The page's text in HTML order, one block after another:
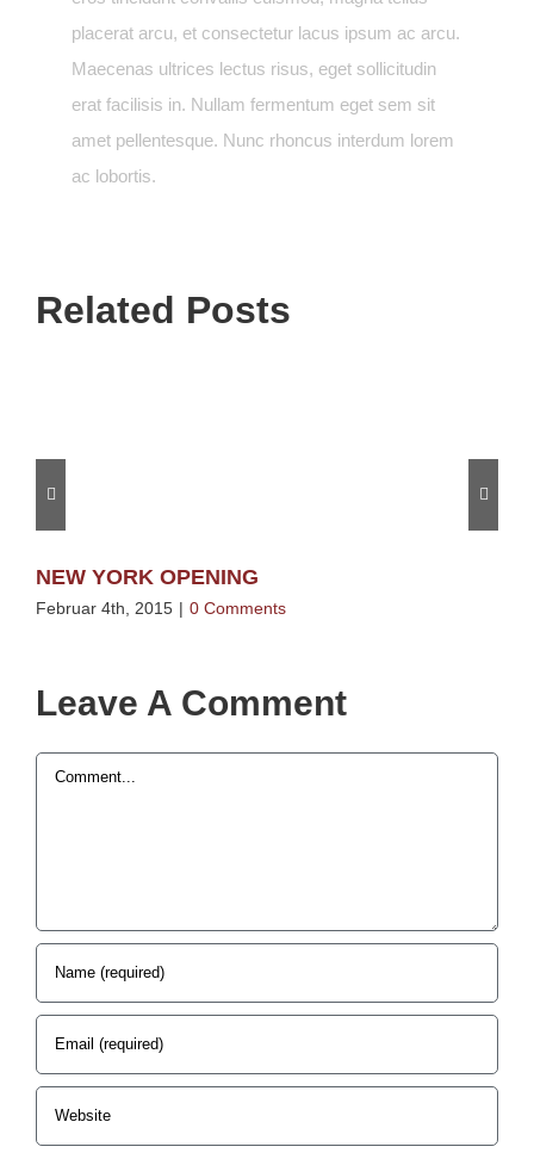
placerat arcu, et consectetur lacus ipsum ac arcu.
Maecenas ultrices lectus risus, eget sollicitudin
erat facilisis in. Nullam fermentum eget sem sit
amet pellentesque. Nunc rhoncus interdum lorem
ac lobortis.
Related Posts
NEW YORK OPENING
Februar 4th, 2015 | 0 Comments
Leave A Comment
Comment